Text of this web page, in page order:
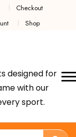
Checkout
Shop
designed for
with our
sport.